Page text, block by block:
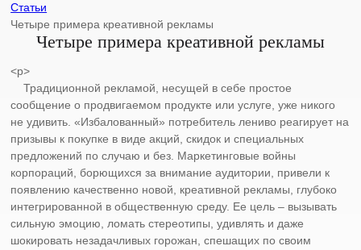
Статьи
Четыре примера креативной рекламы
Четыре примера креативной рекламы
<p>
Традиционной рекламой, несущей в себе простое
сообщение о продвигаемом продукте или услуге, уже никого
не удивить. «Избалованный» потребитель лениво реагирует на
призывы к покупке в виде акций, скидок и специальных
предложений по случаю и без. Маркетинговые войны
корпораций, борющихся за внимание аудитории, привели к
появлению качественно новой, креативной рекламы, глубоко
интегрированной в общественную среду. Ее цель – вызывать
сильную эмоцию, ломать стереотипы, удивлять и даже
шокировать незадачливых горожан, спешащих по своим